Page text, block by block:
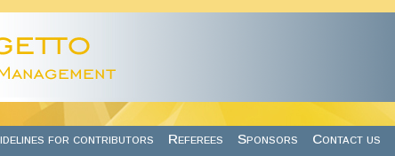
for contributors Referees Sponsors Contact us